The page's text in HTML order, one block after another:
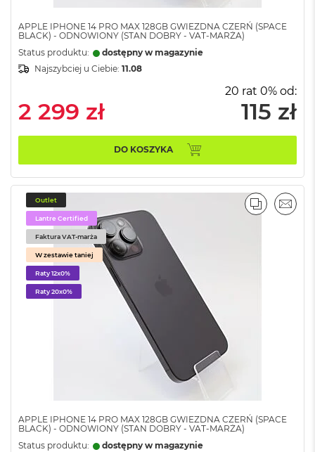
G
B
A
M
a
c
B
o
k
A
i
r
1
6
G
B
R
A
M
A
i
r
APPLE IPHONE 14 PRO MAX 128GB GWIEZDNA CZERŃ (SPACE
BLACK) - ODNOWIONY (STAN DOBRY - VAT-MARŻA)
Status produktu:
dostępny w magazynie
Najszybciej u Ciebie: 11.08
2 299 zł
20 rat 0% od:
115 zł
DO KOSZYKA
Outlet
Lantre Certified
Faktura VAT-marża
W zestawie taniej
Raty 12x0%
Raty 20x0%
APPLE IPHONE 14 PRO MAX 128GB GWIEZDNA CZERŃ (SPACE
BLACK) - ODNOWIONY (STAN DOBRY - VAT-MARŻA)
Status produktu:
dostępny w magazynie